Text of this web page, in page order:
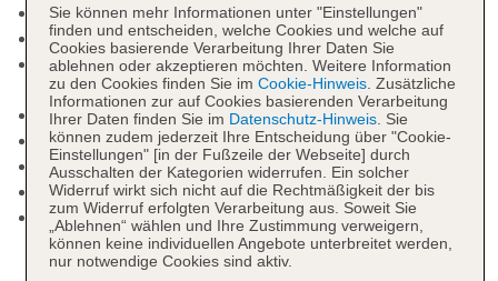
Check-in Zeit ab 14:00 Uhr
Check-out Zeit bis 12:00 Uhr
Rezeption: 24 Stunden, Sprachen: deutsch,
englisch, spanisch, italienisch, französisch
Lift
Geldautomat in der Unterkunft
Gartenanlage, Sonnenterrasse
Pools: 3
Pool „Main Pool“: saisonabhängig;
wetterabhängig, Süßwasser, Liegen: ohne
Gebühr, Sonnendächer: ohne Gebühr
Sie können mehr Informationen unter "Einstellungen"
finden und entscheiden, welche Cookies und welche auf
Cookies basierende Verarbeitung Ihrer Daten Sie
ablehnen oder akzeptieren möchten. Weitere Information
zu den Cookies finden Sie im Cookie-Hinweis. Zusätzliche
Informationen zur auf Cookies basierenden Verarbeitung
Ihrer Daten finden Sie im Datenschutz-Hinweis. Sie
können zudem jederzeit Ihre Entscheidung über "Cookie-
Einstellungen" [in der Fußzeile der Webseite] durch
Ausschalten der Kategorien widerrufen. Ein solcher
Widerruf wirkt sich nicht auf die Rechtmäßigkeit der bis
zum Widerruf erfolgten Verarbeitung aus. Soweit Sie
„Ablehnen“ wählen und Ihre Zustimmung verweigern,
können keine individuellen Angebote unterbreitet werden,
nur notwendige Cookies sind aktiv.